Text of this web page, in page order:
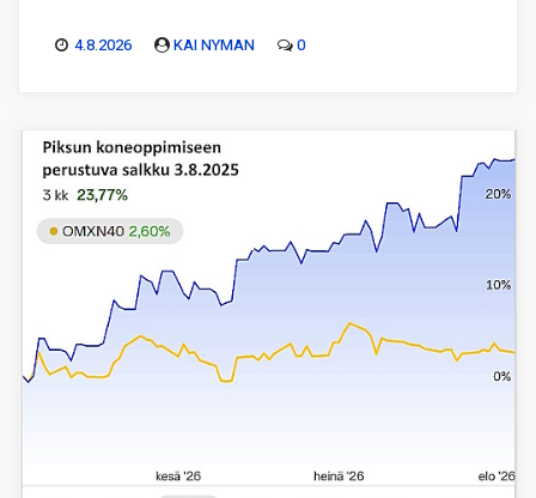
4.8.2026 KAI NYMAN 0